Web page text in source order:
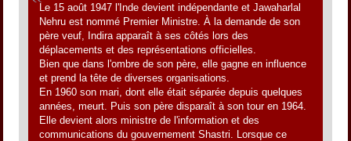
Le 15 août 1947 l'Inde devient indépendante et Jawaharlal
Nehru est nommé Premier Ministre. À la demande de son
père veuf, Indira apparaît à ses côtés lors des
déplacements et des représentations officielles.
Bien que dans l'ombre de son père, elle gagne en influence
et prend la tête de diverses organisations.
En 1960 son mari, dont elle était séparée depuis quelques
années, meurt. Puis son père disparaît à son tour en 1964.
Elle devient alors ministre de l'information et des
communications du gouvernement Shastri. Lorsque ce